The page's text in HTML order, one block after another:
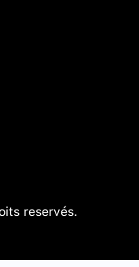
reservés.